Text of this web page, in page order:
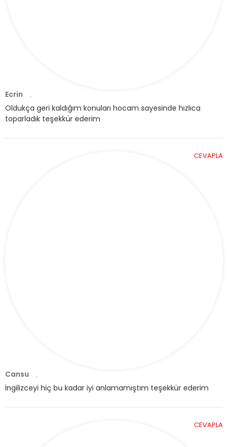
Ecrin ,
Oldukça geri kaldığım konuları hocam sayesinde hızlıca
toparladık teşekkür ederim
Cansu ,
İngilizceyi hiç bu kadar iyi anlamamıştım teşekkür ederim
CEVAPLA
CEVAPLA